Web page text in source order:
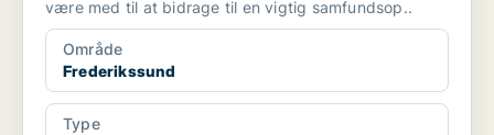
være med til at bidrage til en vigtig samfundsop..
Område
Frederikssund
Type